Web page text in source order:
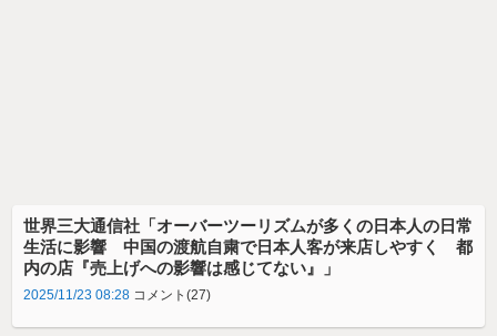
世界三大通信社「オーバーツーリズムが多くの日本人の日常
生活に影響 中国の渡航自粛で日本人客が来店しやすく 都
内の店『売上げへの影響は感じてない』」
2025/11/23 08:28 コメント(27)